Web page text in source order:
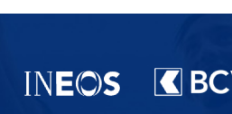
Partenaires du lausanne-Sport